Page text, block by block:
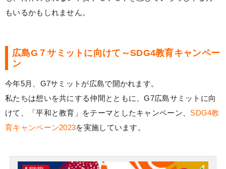
もいるかもしれません。
広島G７サミットに向けて～SDG4教育キャンペー
ン
今年5月、G7サミットが広島で開かれます。
私たちは想いを共にする仲間とともに、G7広島サミットに向
けて、「平和と教育」をテーマとしたキャンペーン、 SDG4教
育キャンペーン2023を実施しています。